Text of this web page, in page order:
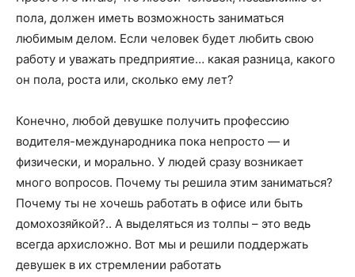
пола, должен иметь возможность заниматься
любимым делом. Если человек будет любить свою
работу и уважать предприятие… какая разница, какого
он пола, роста или, сколько ему лет?
Конечно, любой девушке получить профессию
водителя-международника пока непросто — и
физически, и морально. У людей сразу возникает
много вопросов. Почему ты решила этим заниматься?
Почему ты не хочешь работать в офисе или быть
домохозяйкой?.. А выделяться из толпы – это ведь
всегда архисложно. Вот мы и решили поддержать
девушек в их стремлении работать